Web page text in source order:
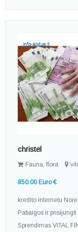
christel
Fauna, flora
850.00 Euro €
kredito internetu
Pabaigos ir
Sprendimas VITAL